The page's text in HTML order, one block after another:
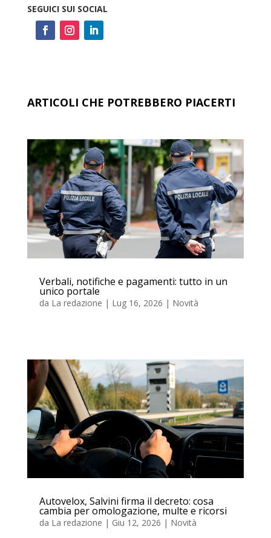
SEGUICI SUI SOCIAL
ARTICOLI CHE POTREBBERO PIACERTI
Verbali, notifiche e pagamenti: tutto in un
unico portale
da La redazione | Lug 16, 2026 | Novità
Autovelox, Salvini firma il decreto: cosa
cambia per omologazione, multe e ricorsi
da La redazione | Giu 12, 2026 | Novità